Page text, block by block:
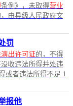
条例》，未取得营业
由县级人民政府文
罚
出许可证的，不得
收违法所得并处违
或者违法所得不足 1
报他